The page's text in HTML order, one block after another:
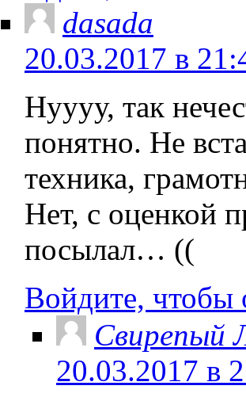
dasada
20.03.2017 в
Нуууу, так
понятно. Не
техника,
Нет, с оценкой
посылал… ((
Войдите, чтобы
Свирепый
20.03.2017 в